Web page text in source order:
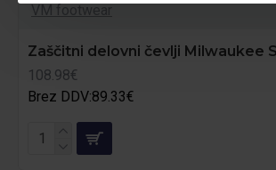
VM footwear
Zaščitni delovni čevlji Milwaukee
108.98€
Brez DDV:89.33€